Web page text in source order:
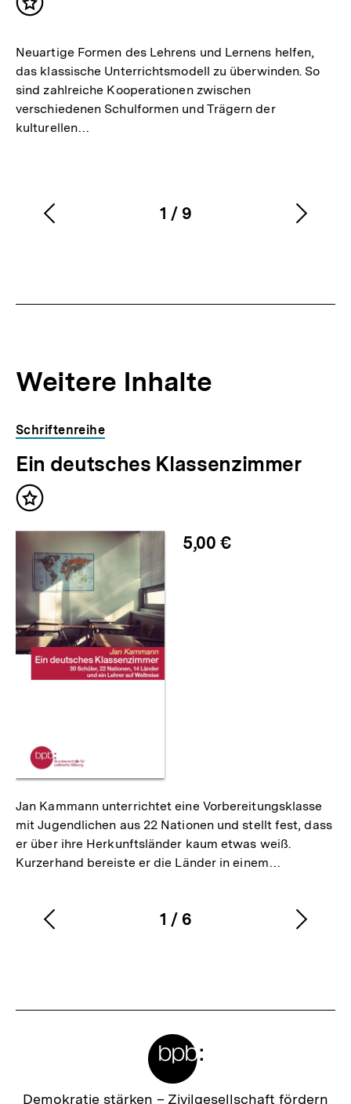
Inhalt
Neuartige Formen des Lehrens und Lernens helfen,
das klassische Unterrichtsmodell zu überwinden. So
sind zahlreiche Kooperationen zwischen
verschiedenen Schulformen und Trägern der
kulturellen…
Karussellinhalt
1
von
/ 9
Vorherigen
Weitere Inhalte
Inhaltskarousell
für
weitere
Inhalte
Inhaltskarussell
überspringen
Schriftenreihe
Ein deutsches Klassenzimmer
Inhalt
5,00 €
Jan Kammann unterrichtet eine Vorbereitungsklasse
mit Jugendlichen aus 22 Nationen und stellt fest, dass
er über ihre Herkunftsländer kaum etwas weiß.
Kurzerhand bereiste er die Länder in einem…
Karussellinhalt
1
von
/ 6
Vorherigen
Zur
Demokratie stärken – Zivilgesellschaft fördern